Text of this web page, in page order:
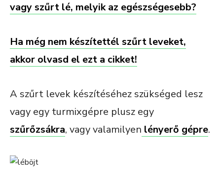
vagy szűrt lé, melyik az egészségesebb?
Ha még nem készítettél szűrt leveket,
akkor olvasd el ezt a cikket!
A szűrt levek készítéséhez szükséged lesz
vagy egy turmixgépre plusz egy
szűrőzsákra, vagy valamilyen lényerő gépre.